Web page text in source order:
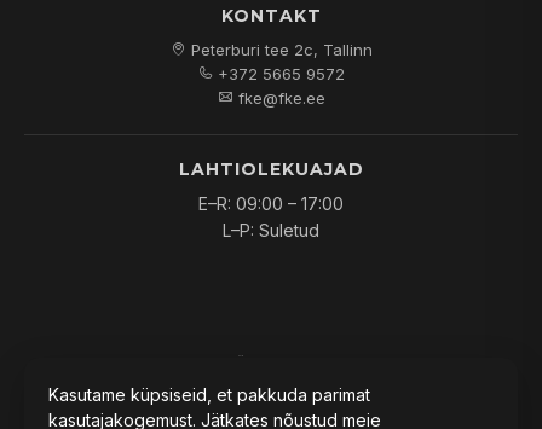
KONTAKT
Peterburi tee 2c, Tallinn
+372 5665 9572
fke@fke.ee
LAHTIOLEKUAJAD
E–R: 09:00 – 17:00
L–P: Suletud
Kasutame küpsiseid, et pakkuda parimat
kasutajakogemust. Jätkates nõustud meie